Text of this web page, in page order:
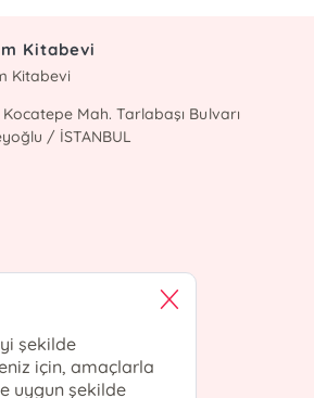
Kitabevi
Kitabevi
Mah. Tarlabaşı Bulvarı
/ İSTANBUL
şekilde
için, amaçlarla
uygun şekilde